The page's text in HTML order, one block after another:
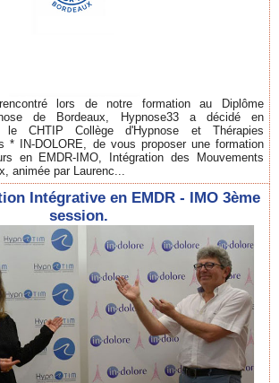
lors de notre formation au Diplôme
de Bordeaux, Hypnose33 a décidé en
le CHTIP Collège d'Hypnose et Thérapies
* IN-DOLORE, de vous proposer une formation
en EMDR-IMO, Intégration des Mouvements
animée par Laurenc...
Intégrative en EMDR - IMO 3ème
session.